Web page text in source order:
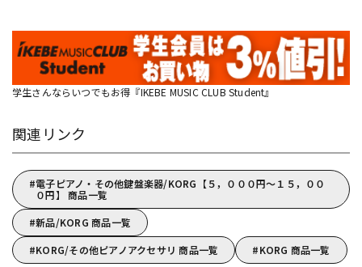
学生さんならいつでもお得『IKEBE MUSIC CLUB Student』
関連リンク
電子ピアノ・その他鍵盤楽器/KORG【５，０００円～１５，００
０円】 商品一覧
新品/KORG 商品一覧
KORG/その他ピアノアクセサリ 商品一覧
KORG 商品一覧